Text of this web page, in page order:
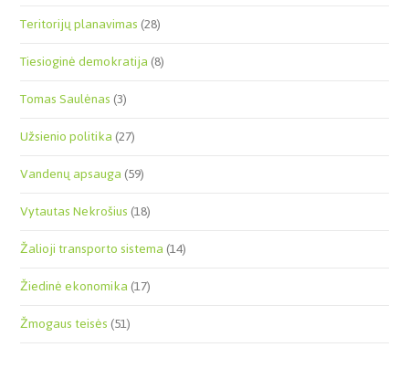
Teritorijų planavimas(28)
Tiesioginė demokratija(8)
Tomas Saulėnas(3)
Užsienio politika(27)
Vandenų apsauga(59)
Vytautas Nekrošius(18)
Žalioji transporto sistema(14)
Žiedinė ekonomika(17)
Žmogaus teisės(51)